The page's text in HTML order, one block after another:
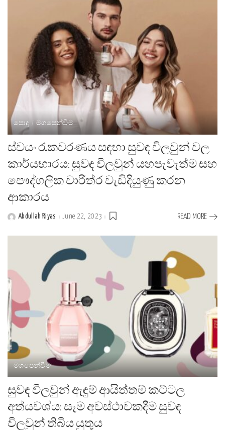
පොදු මගපෙන්වීම
ස්වයං රැකවරණය සඳහා සුවඳ විලවුන් වල
කාර්යභාරය: සුවඳ විලවුන් යහපැවැත්ම සහ
පෞද්ගලික චාරිත්ර වැඩිදියුණු කරන
ආකාරය
PostedAbdullah Riyas June 22, 2023 READ MORE
මගපෙන්වීම
සුවඳ විලවුන් ඇඳුම් ආයිත්තම් කට්ටල
අත්යවශ්ය: සෑම අවස්ථාවකදීම සුවඳ
විලවුන් තිබිය යුතුය